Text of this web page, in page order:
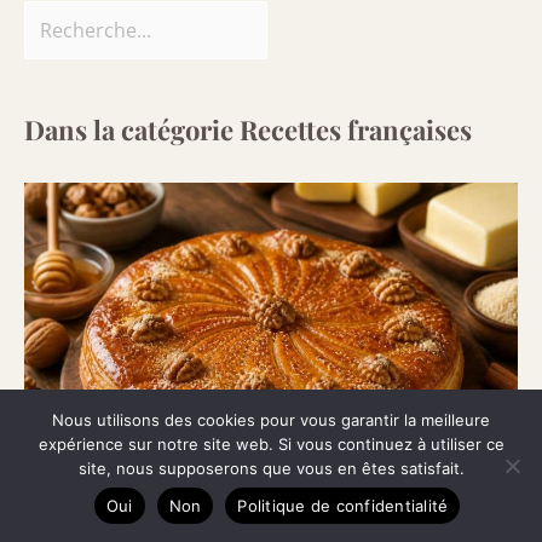
Dans la catégorie Recettes françaises
Nous utilisons des cookies pour vous garantir la meilleure
expérience sur notre site web. Si vous continuez à utiliser ce
site, nous supposerons que vous en êtes satisfait.
Oui
Non Politique de confidentialité